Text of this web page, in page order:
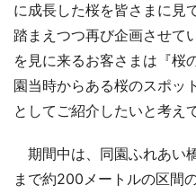
に成長した桜を皆さまに見
踏まえつつ再び企画させて
を見に来るお客さまは『桜
園当時からある桜のスポッ
としてご紹介したいと考え
期間中は、同園ふれあい
まで約200メートルの区間